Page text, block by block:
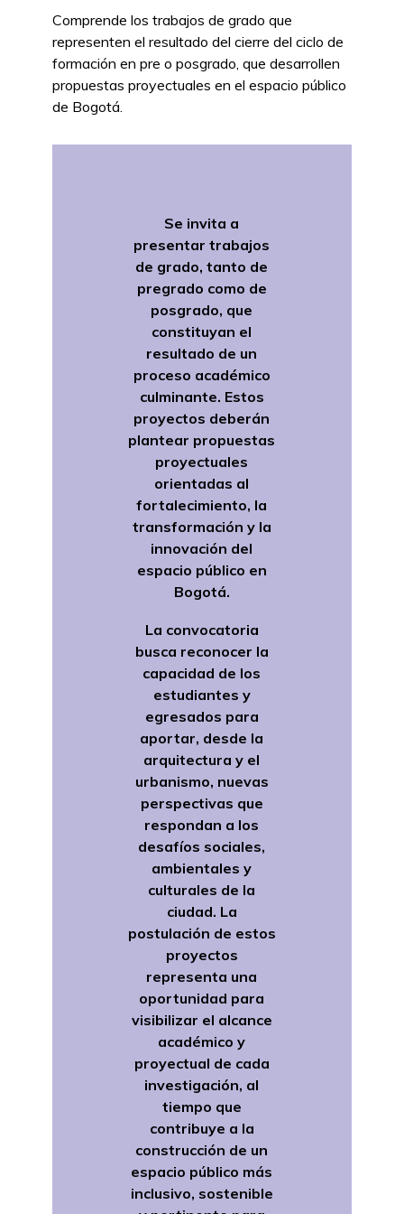
Comprende los trabajos de grado que
representen el resultado del cierre del ciclo de
formación en pre o posgrado, que desarrollen
propuestas proyectuales en el espacio público
de Bogotá.
Se invita a
presentar trabajos
de grado, tanto de
pregrado como de
posgrado, que
constituyan el
resultado de un
proceso académico
culminante. Estos
proyectos deberán
plantear propuestas
proyectuales
orientadas al
fortalecimiento, la
transformación y la
innovación del
espacio público en
Bogotá.
La convocatoria
busca reconocer la
capacidad de los
estudiantes y
egresados para
aportar, desde la
arquitectura y el
urbanismo, nuevas
perspectivas que
respondan a los
desafíos sociales,
ambientales y
culturales de la
ciudad. La
postulación de estos
proyectos
representa una
oportunidad para
visibilizar el alcance
académico y
proyectual de cada
investigación, al
tiempo que
contribuye a la
construcción de un
espacio público más
inclusivo, sostenible